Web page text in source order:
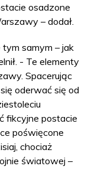
osadzone
– dodał.
tym samym – jak
- Te elementy
Spacerując
oderwać się od
fikcyjne postacie
poświęcone
chociaż
światowej –